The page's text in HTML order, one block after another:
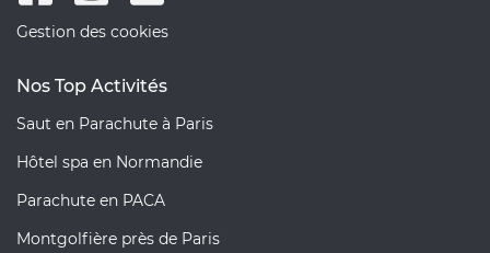
Gestion des cookies
Nos Top Activités
Saut en Parachute à Paris
Hôtel spa en Normandie
Parachute en PACA
Montgolfière près de Paris